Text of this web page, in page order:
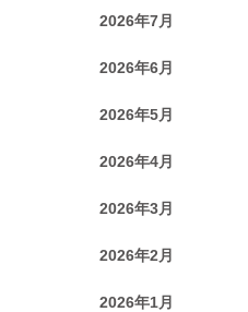
2026年7月
2026年6月
2026年5月
2026年4月
2026年3月
2026年2月
2026年1月